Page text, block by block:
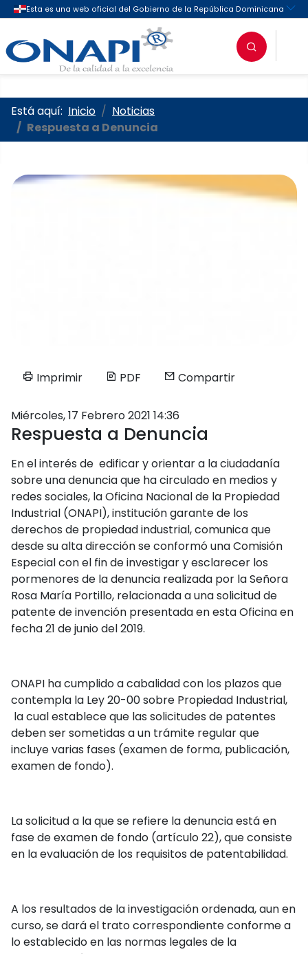
Oficina Nacional de la
Está aquí: Inicio
Noticias
Respuesta a Denuncia
Imprimir PDF Compartir
Miércoles, 17 Febrero 2021 14:36
Respuesta a Denuncia
En el interés de edificar y orientar a la ciudadanía
sobre una denuncia que ha circulado en medios y
redes sociales, la Oficina Nacional de la Propiedad
Industrial (ONAPI), institución garante de los
derechos de propiedad industrial, comunica que
desde su alta dirección se conformó una Comisión
Especial con el fin de investigar y esclarecer los
pormenores de la denuncia realizada por la Señora
Rosa María Portillo, relacionada a una solicitud de
patente de invención presentada en esta Oficina en
fecha 21 de junio del 2019.
ONAPI ha cumplido a cabalidad con los plazos que
contempla la Ley 20-00 sobre Propiedad Industrial,
la cual establece que las solicitudes de patentes
deben ser sometidas a un trámite regular que
incluye varias fases (examen de forma, publicación,
examen de fondo).
La solicitud a la que se refiere la denuncia está en
fase de examen de fondo (artículo 22), que consiste
en la evaluación de los requisitos de patentabilidad.
A los resultados de la investigación ordenada, aun en
curso, se dará el trato correspondiente conforme a
lo establecido en las normas legales de la